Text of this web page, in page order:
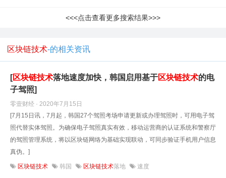
<<<点击查看更多搜索结果>>>
区块链技术-的相关资讯
[区块链技术落地速度加快，韩国启用基于区块链技术的电
子驾照]
零壹财经 · 2020年7月15日
[7月15日讯，7月起，韩国27个驾照考场申请更新或办理驾照时，可用电子驾
照代替实体驾照。为确保电子驾照真实有效，移动运营商的认证系统和警察厅
的驾照管理系统，将以区块链网络为基础实现联动，可同步验证手机用户信息
真伪。]
区块链技术 韩国 区块链技术落地 速度